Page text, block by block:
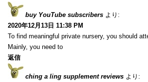
buy YouTube subscribers より:
2020年12月13日 11:38 PM
To find meaningful private nursery, you should
Mainly, you need to
返信
ching a ling supplement reviews より: